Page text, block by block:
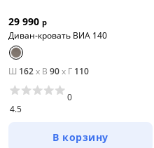
29 990 р
Диван-кровать ВИА 140
Ш 162x В 90x Г 110
4.5
0
В корзину